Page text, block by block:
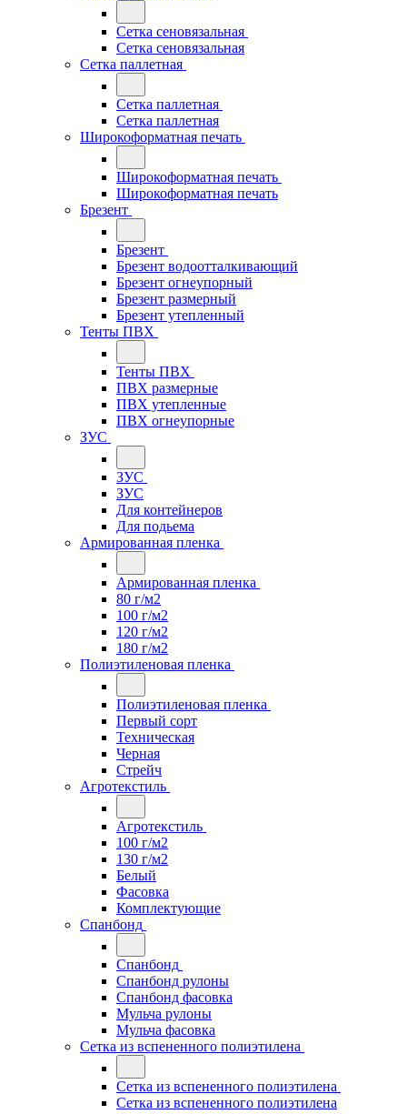
Сетка сеновязальная
Сетка сеновязальная
Сетка паллетная
Сетка паллетная
Сетка паллетная
Широкоформатная печать
Широкоформатная печать
Широкоформатная печать
Брезент
Брезент
Брезент водоотталкивающий
Брезент огнеупорный
Брезент размерный
Брезент утепленный
Тенты ПВХ
Тенты ПВХ
ПВХ размерные
ПВХ утепленные
ПВХ огнеупорные
ЗУС
ЗУС
ЗУС
Для контейнеров
Для подьема
Армированная пленка
Армированная пленка
80 г/м2
100 г/м2
120 г/м2
180 г/м2
Полиэтиленовая пленка
Полиэтиленовая пленка
Первый сорт
Техническая
Черная
Стрейч
Агротекстиль
Агротекстиль
100 г/м2
130 г/м2
Белый
Фасовка
Комплектующие
Спанбонд
Спанбонд
Спанбонд рулоны
Спанбонд фасовка
Мульча рулоны
Мульча фасовка
Сетка из вспененного полиэтилена
Сетка из вспененного полиэтилена
Сетка из вспененного полиэтилена